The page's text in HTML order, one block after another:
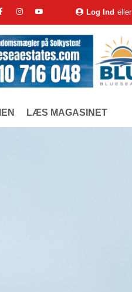
Log Ind eller
LÆS MAGASINET